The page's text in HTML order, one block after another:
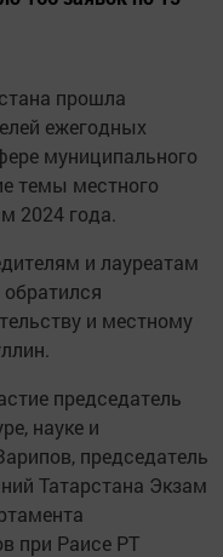
прошла
ежегодных
муниципального
темы местного
2024 года.
и лауреатам
и местному
председатель
науке и
председатель
Татарстана Экзам
при Раисе РТ